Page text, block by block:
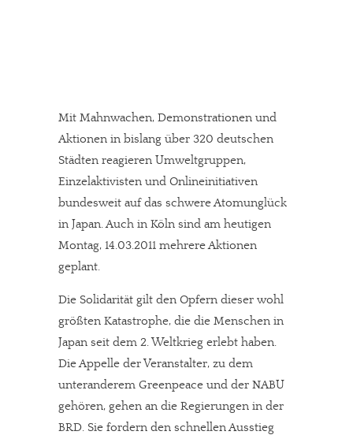
Mit Mahnwachen, Demonstrationen und
Aktionen in bislang über 320 deutschen
Städten reagieren Umweltgruppen,
Einzelaktivisten und Onlineinitiativen
bundesweit auf das schwere Atomunglück
in Japan. Auch in Köln sind am heutigen
Montag, 14.03.2011 mehrere Aktionen
geplant.
Die Solidarität gilt den Opfern dieser wohl
größten Katastrophe, die die Menschen in
Japan seit dem 2. Weltkrieg erlebt haben.
Die Appelle der Veranstalter, zu dem
unteranderem Greenpeace und der NABU
gehören, gehen an die Regierungen in der
BRD. Sie fordern den schnellen Ausstieg